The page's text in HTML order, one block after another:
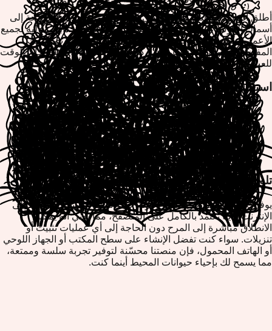
أطلق العنان لموهبتك الفنية وأحي كل شيء من الدلافين المرحة إلى
أسماك القرش الهيبة. تقدم كل لعبة تجربة مريحة وجذابة، مثالية لجميع
الأعمار. بمجرد اكتمال تحفتك الفنية، لديك خيار طباعة تصاميمك
المفضلة بسهولة أو تنزيلها لمشاركتها مع الأصدقاء والعائلة. حان الوقت
للعب والاستمتاع وإنشاء مشاهد محيط مذهلة!
استكشف فئات حيوانات المحيط الفرعية:
صفحات تلوين الدلافين
صفحات تلوين أسماك القرش
صفحات تلوين الحيتان
صفحات تلوين فرس البحر
تصاميم الأسماك الاستوائية
تلوين سلس عبر جميع أجهزتك
يوفر ColorifyMe تجربة تلوين مرنة حقاً. ألعاب التلوين المجانية على
الإنترنت لدينا تعتمد بالكامل على المتصفح، مما يعني أنه يمكنك
الانطلاق مباشرة إلى المرح دون الحاجة إلى أي عمليات تثبيت أو
تنزيلات. سواء كنت تفضل الإنشاء على سطح المكتب أو الجهاز اللوحي
أو الهاتف المحمول، فإن منصتنا محسّنة لتوفير تجربة سلسة وممتعة،
مما يسمح لك بإحياء حيوانات المحيط أينما كنت.